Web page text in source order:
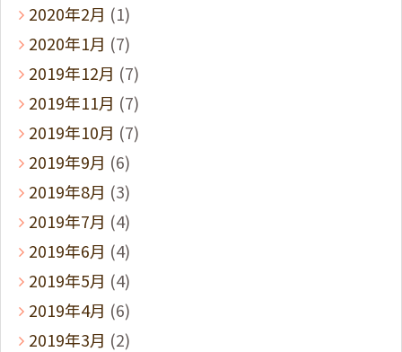
2020年2月 (1)
2020年1月 (7)
2019年12月 (7)
2019年11月 (7)
2019年10月 (7)
2019年9月 (6)
2019年8月 (3)
2019年7月 (4)
2019年6月 (4)
2019年5月 (4)
2019年4月 (6)
2019年3月 (2)